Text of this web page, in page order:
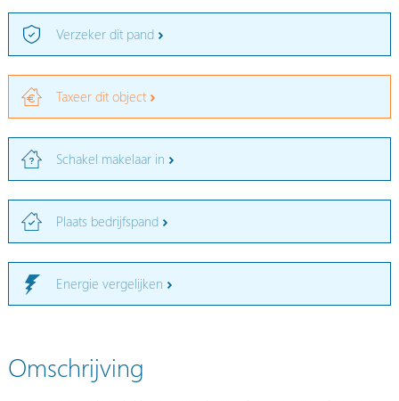
Verzeker dit pand
Taxeer dit object
Schakel makelaar in
Plaats bedrijfspand
Energie vergelijken
Omschrijving